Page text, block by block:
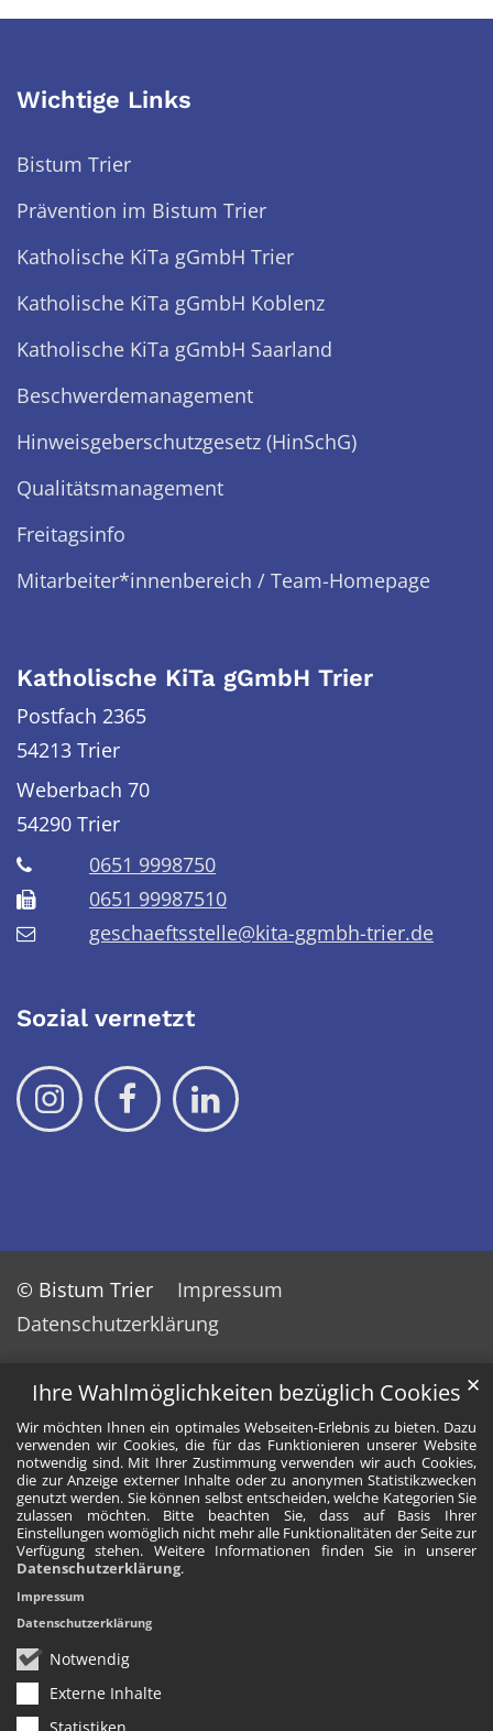
Ihre Wahlmöglichkeiten bezüglich Cookies
Wir möchten Ihnen ein optimales Webseiten-Erlebnis zu bieten. Dazu
verwenden wir Cookies, die für das Funktionieren unserer Website
notwendig sind. Mit Ihrer Zustimmung verwenden wir auch Cookies,
die zur Anzeige externer Inhalte oder zu anonymen Statistikzwecken
genutzt werden. Sie können selbst entscheiden, welche Kategorien Sie
zulassen möchten. Bitte beachten Sie, dass auf Basis Ihrer
Einstellungen womöglich nicht mehr alle Funktionalitäten der Seite zur
Verfügung stehen. Weitere Informationen finden Sie in unserer
Datenschutzerklärung.
Notwendig
Externe Inhalte
Statistiken
✕
Impressum
Datenschutzerklärung
Wichtige Links
Bistum Trier
Prävention im Bistum Trier
Katholische KiTa gGmbH Trier
Katholische KiTa gGmbH Koblenz
Katholische KiTa gGmbH Saarland
Beschwerdemanagement
Hinweisgeberschutzgesetz (HinSchG)
Qualitätsmanagement
Freitagsinfo
Mitarbeiter*innenbereich / Team-Homepage
Katholische KiTa gGmbH Trier
Postfach 2365
54213 Trier
Weberbach 70
54290 Trier
0651 9998750
0651 99987510
geschaeftsstelle@kita-ggmbh-trier.de
Sozial vernetzt
© Bistum Trier
Impressum
Datenschutzerklärung